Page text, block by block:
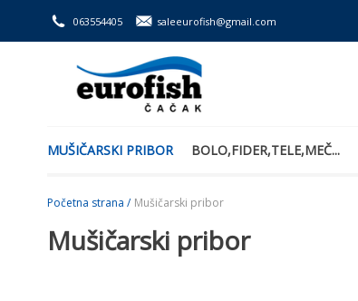
063554405 saleeurofish@gmail.com
MUŠIČARSKI PRIBOR BOLO,FIDER,TELE,MEČ...
Početna strana / Mušičarski pribor
Mušičarski pribor